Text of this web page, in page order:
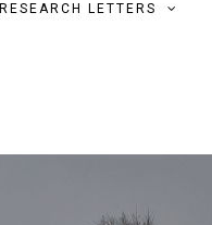
RESEARCH LETTERS